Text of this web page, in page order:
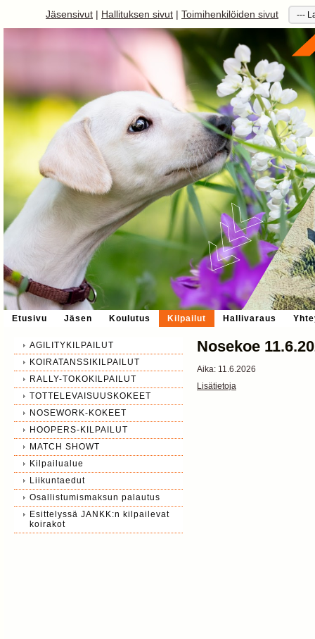
Jäsensivut | Hallituksen sivut | Toimihenkilöiden sivut
Etusivu Jäsen Koulutus Kilpailut Hallivaraus
Nosekoe
Aika: 11.6.2026
Lisätietoja
AGILITYKILPAILUT
KOIRATANSSIKILPAILUT
RALLY-TOKOKILPAILUT
TOTTELEVAISUUSKOKEET
NOSEWORK-KOKEET
HOOPERS-KILPAILUT
MATCH SHOWT
Kilpailualue
Liikuntaedut
Osallistumismaksun palautus
Esittelyssä JANKK:n kilpailevat
koirakot